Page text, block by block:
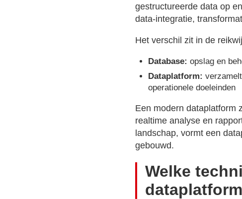
gestructureerde data op
data-integratie,
Het verschil zit in de
Database: opslag en
Dataplatform:
operationele doeleinden
Een modern dataplatform
realtime analyse en
landschap, vormt een
gebouwd.
Welke